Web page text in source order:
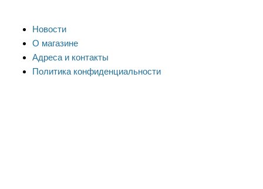
Новости
О магазине
Адреса и контакты
Политика конфиденциальности